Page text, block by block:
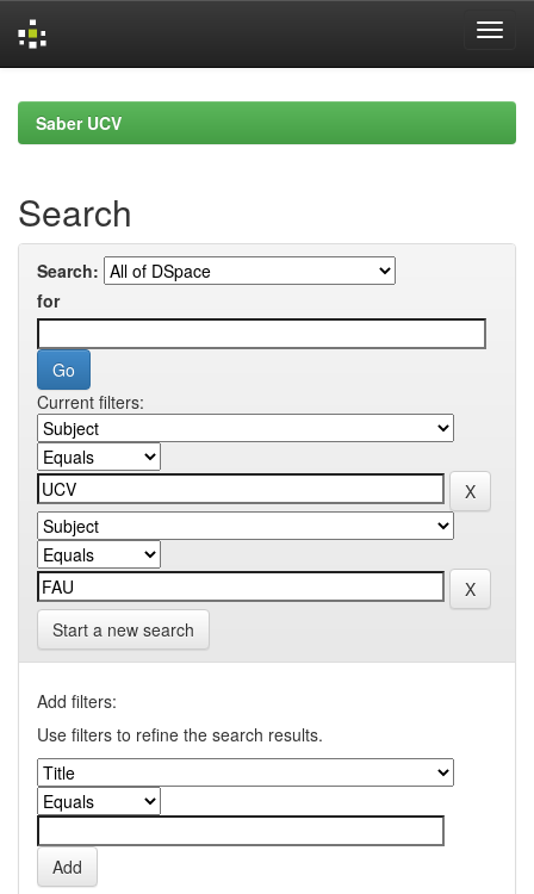
navigationSaber UCV
Search
Search:
for
Current filters:
Start a new search
Add filters:
Use filters to refine the search results.